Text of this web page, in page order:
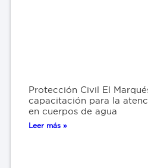
Protección Civil El
capacitación para la
en cuerpos de agua
Leer más »